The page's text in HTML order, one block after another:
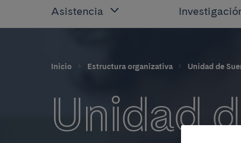
Asistencia
Inicio Estructura organizativa Unidad de
Unidad